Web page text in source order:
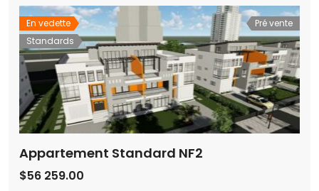
En vedette
Standards
Pré vente
Appartement Standard NF2
$56 259.00